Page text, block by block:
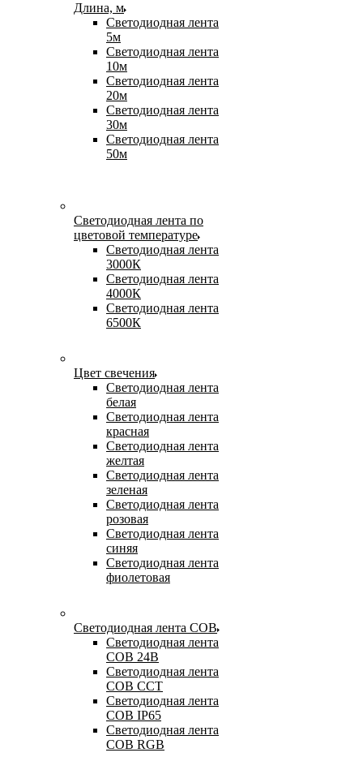
Длина, м
Светодиодная лента
5м
Светодиодная лента
10м
Светодиодная лента
20м
Светодиодная лента
30м
Светодиодная лента
50м
Светодиодная лента по
цветовой температуре
Светодиодная лента
3000К
Светодиодная лента
4000К
Светодиодная лента
6500К
Цвет свечения
Светодиодная лента
белая
Светодиодная лента
красная
Светодиодная лента
желтая
Светодиодная лента
зеленая
Светодиодная лента
розовая
Светодиодная лента
синяя
Светодиодная лента
фиолетовая
Светодиодная лента COB
Светодиодная лента
COB 24В
Светодиодная лента
COB CCT
Светодиодная лента
COB IP65
Светодиодная лента
COB RGB